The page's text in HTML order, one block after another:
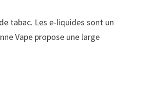
tabac. Les e-liquides sont un
Vape propose une large